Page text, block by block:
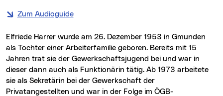
Zum Audioguide
Elfriede Harrer wurde am 26. Dezember 1953 in Gmunden
als Tochter einer Arbeiterfamilie geboren. Bereits mit 15
Jahren trat sie der Gewerkschaftsjugend bei und war in
dieser dann auch als Funktionärin tätig. Ab 1973 arbeitete
sie als Sekretärin bei der Gewerkschaft der
Privatangestellten und war in der Folge im ÖGB-